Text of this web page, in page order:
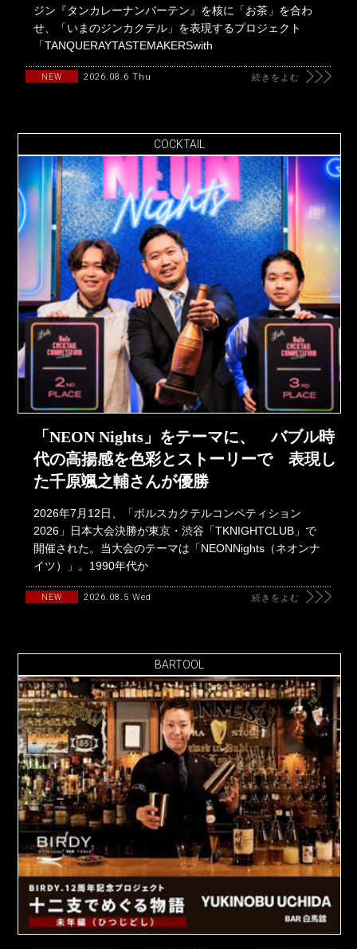
ジン『タンカレーナンバーテン』を核に「お茶」を合わ
せ、「いまのジンカクテル」を表現するプロジェクト
「TANQUERAYTASTEMAKERSwith
NEW 2026.08.6 Thu 続きをよむ
COCKTAIL
「NEON Nights」をテーマに、 バブル時
代の高揚感を色彩とストーリーで 表現し
た千原颯之輔さんが優勝
2026年7月12日、「ボルスカクテルコンペティション
2026」日本大会決勝が東京・渋谷「TKNIGHTCLUB」で
開催された。当大会のテーマは「NEONNights（ネオンナ
イツ）」。1990年代か
NEW 2026.08.5 Wed 続きをよむ
BARTOOL